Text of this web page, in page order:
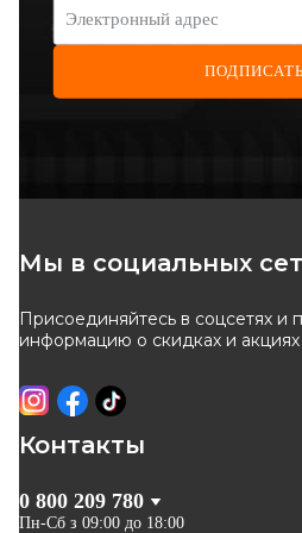
(переднего) Renault Logan
289 грн
КУПИТЬ
-10 %
Электронный адрес
Мы в социальных
Присоединяйтесь в соцсетях и
информацию о скидках и акциях
Контакты
0 800 209 780
Пн-Сб з 09:00 до 18:00